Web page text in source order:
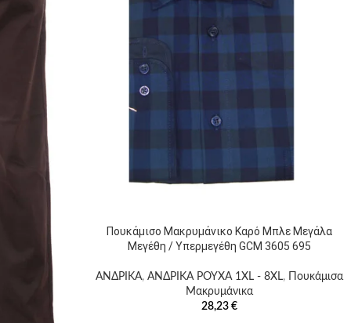
Πουκάμισο Μακρυμάνικο Καρό Μπλε Μεγάλα
Μεγέθη / Υπερμεγέθη GCM 3605 695
ΑΝΔΡΙΚΑ, ΑΝΔΡΙΚΑ ΡΟΥΧΑ 1XL - 8XL,
Πουκάμισα
Μακρυμάνικα
28,23 €